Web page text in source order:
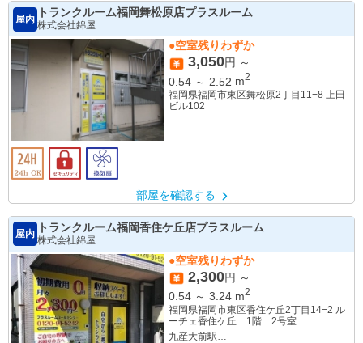
屋内
トランクルーム福岡舞松原店プラスルーム
株式会社錦屋
●空室残りわずか
3,050円 ～
0.54 ～ 2.52 m2
福岡県福岡市東区舞松原2丁目11−8 上田
ビル102
部屋を確認する
屋内
トランクルーム福岡香住ケ丘店プラスルーム
株式会社錦屋
●空室残りわずか
2,300円 ～
0.54 ～ 3.24 m2
福岡県福岡市東区香住ケ丘2丁目14−2 ル
ーチェ香住ケ丘 1階 2号室
九産大前駅